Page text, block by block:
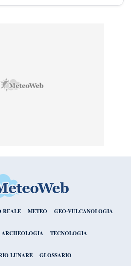
REALE METEO GEO-VULCANOLOGIA
ARCHEOLOGIA TECNOLOGIA
LUNARE GLOSSARIO